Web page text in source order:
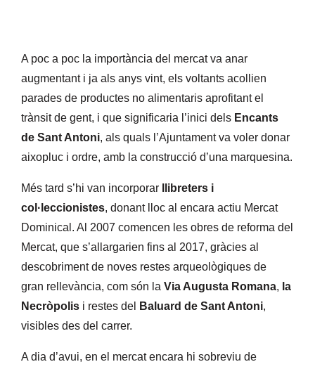
A poc a poc la importància del mercat va anar
augmentant i ja als anys vint, els voltants acollien
parades de productes no alimentaris aprofitant el
trànsit de gent, i que significaria l’inici dels Encants
de Sant Antoni, als quals l’Ajuntament va voler donar
aixopluc i ordre, amb la construcció d’una marquesina.
Més tard s’hi van incorporar
llibreters i
col·leccionistes, donant lloc al encara actiu Mercat
Dominical. Al 2007 comencen les obres de reforma del
Mercat, que s’allargarien fins al 2017, gràcies al
descobriment de noves restes arqueològiques de
gran rellevància, com són la Via Augusta Romana, la
Necròpolis i restes del Baluard de Sant Antoni,
visibles des del carrer.
A dia d’avui, en el mercat encara hi sobreviu de